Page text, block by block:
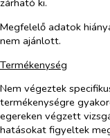
zárható ki.
Megfelelő adatok
nem ajánlott.
Termékenység
Nem végeztek
termékenységre
egereken végzett
hatásokat figyeltek